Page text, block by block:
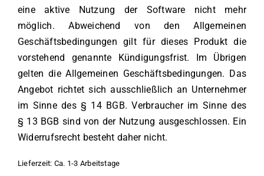
eine aktive Nutzung der Software nicht mehr
möglich. Abweichend von den Allgemeinen
Geschäftsbedingungen gilt für dieses Produkt die
vorstehend genannte Kündigungsfrist. Im Übrigen
gelten die Allgemeinen Geschäftsbedingungen. Das
Angebot richtet sich ausschließlich an Unternehmer
im Sinne des § 14 BGB. Verbraucher im Sinne des
§ 13 BGB sind von der Nutzung ausgeschlossen. Ein
Widerrufsrecht besteht daher nicht.
Lieferzeit: Ca. 1-3 Arbeitstage